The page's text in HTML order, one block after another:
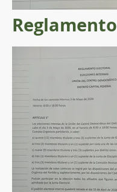
Reglamento